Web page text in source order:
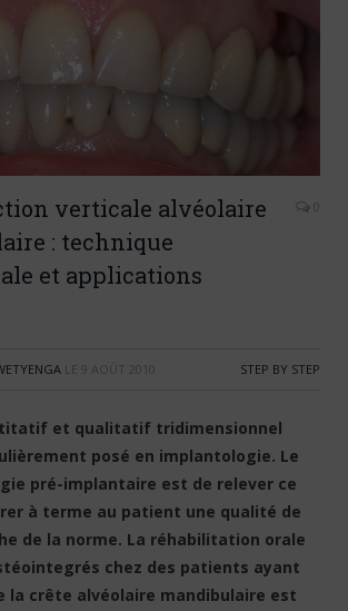
verticale alvéolaire
: technique
et applications
0
LE 9 AOÛT 2010 STEP BY STEP
et qualitatif tridimensionnel
posé en implantologie. Le
pré-implantaire est de relever ce
à terme au patient une qualité de
de la norme. La réhabilitation orale
chez des patients ayant
la crête alvéolaire mandibulaire est